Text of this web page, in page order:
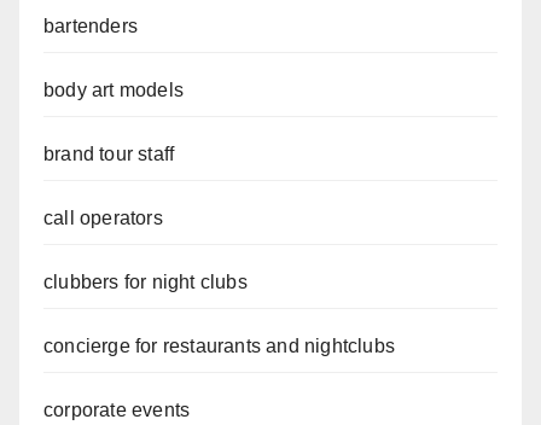
bartenders
body art models
brand tour staff
call operators
clubbers for night clubs
concierge for restaurants and nightclubs
corporate events